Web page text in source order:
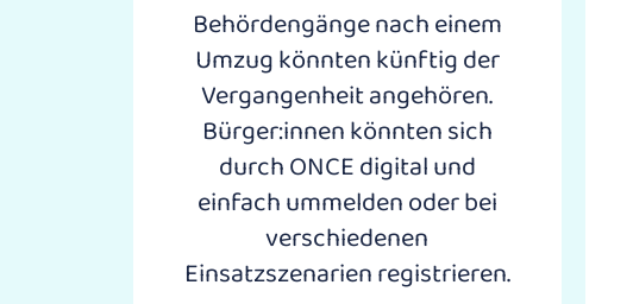
Behördengänge nach einem
Umzug könnten künftig der
Vergangenheit angehören.
Bürger:innen könnten sich
durch ONCE digital und
einfach ummelden oder bei
verschiedenen
Einsatzszenarien registrieren.